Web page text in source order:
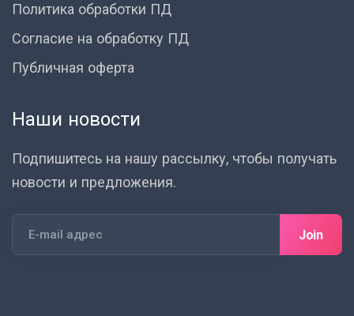
Политика обработки ПД
Согласие на обработку ПД
Публичная оферта
Наши новости
Подпишитесь на нашу рассылку, чтобы получать
новости и предложения.
Join